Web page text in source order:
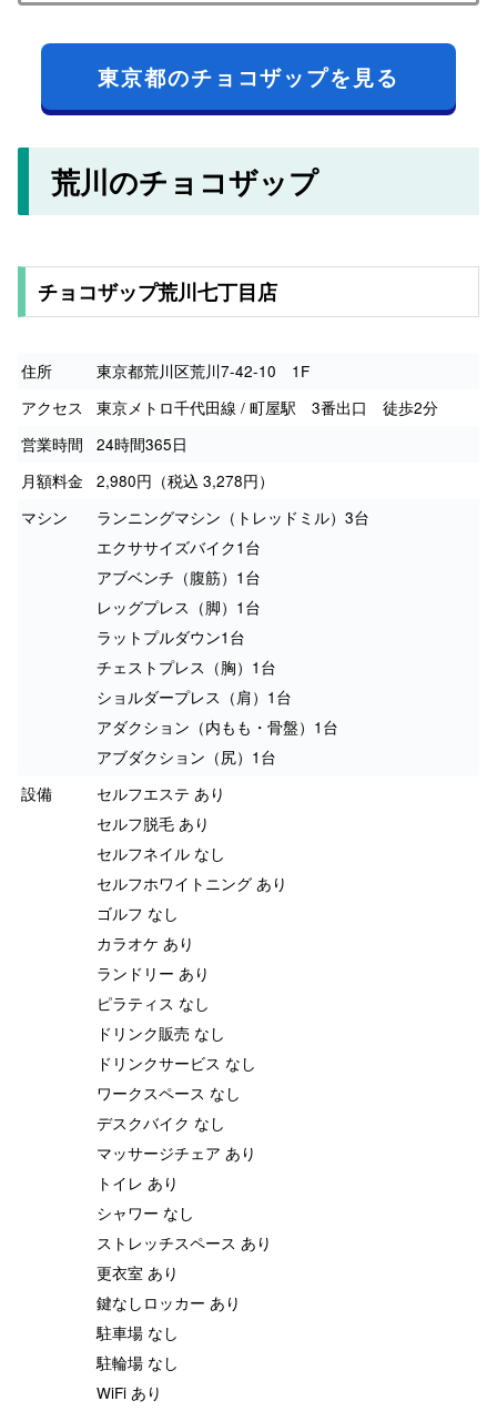
東京都のチョコザップを見る
荒川のチョコザップ
チョコザップ荒川七丁目店
住所
東京都荒川区荒川7-42-10 1F
アクセス
東京メトロ千代田線 / 町屋駅 3番出口 徒歩2分
営業時間
24時間365日
月額料金
2,980円（税込 3,278円）
マシン
ランニングマシン（トレッドミル）3台
エクササイズバイク1台
アブベンチ（腹筋）1台
レッグプレス（脚）1台
ラットプルダウン1台
チェストプレス（胸）1台
ショルダープレス（肩）1台
アダクション（内もも・骨盤）1台
アブダクション（尻）1台
設備
セルフエステ あり
セルフ脱毛 あり
セルフネイル なし
セルフホワイトニング あり
ゴルフ なし
カラオケ あり
ランドリー あり
ピラティス なし
ドリンク販売 なし
ドリンクサービス なし
ワークスペース なし
デスクバイク なし
マッサージチェア あり
トイレ あり
シャワー なし
ストレッチスペース あり
更衣室 あり
鍵なしロッカー あり
駐車場 なし
駐輪場 なし
WiFi あり